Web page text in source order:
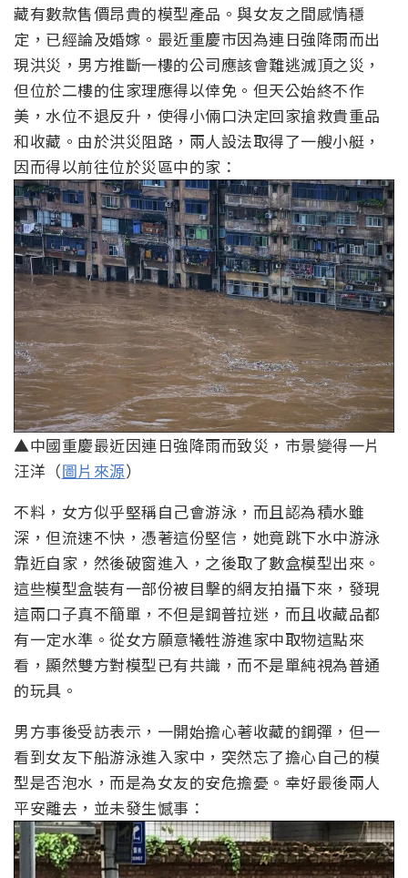
藏有數款售價昂貴的模型產品。與女友之間感情穩
定，已經論及婚嫁。最近重慶市因為連日強降雨而出
現洪災，男方推斷一樓的公司應該會難逃滅頂之災，
但位於二樓的住家理應得以倖免。但天公始終不作
美，水位不退反升，使得小倆口決定回家搶救貴重品
和收藏。由於洪災阻路，兩人設法取得了一艘小艇，
因而得以前往位於災區中的家：
▲中國重慶最近因連日強降雨而致災，市景變得一片
汪洋（圖片來源）
不料，女方似乎堅稱自己會游泳，而且認為積水雖
深，但流速不快，憑著這份堅信，她竟跳下水中游泳
靠近自家，然後破窗進入，之後取了數盒模型出來。
這些模型盒裝有一部份被目擊的網友拍攝下來，發現
這兩口子真不簡單，不但是鋼普拉迷，而且收藏品都
有一定水準。從女方願意犧牲游進家中取物這點來
看，顯然雙方對模型已有共識，而不是單純視為普通
的玩具。
男方事後受訪表示，一開始擔心著收藏的鋼彈，但一
看到女友下船游泳進入家中，突然忘了擔心自己的模
型是否泡水，而是為女友的安危擔憂。幸好最後兩人
平安離去，並未發生憾事：